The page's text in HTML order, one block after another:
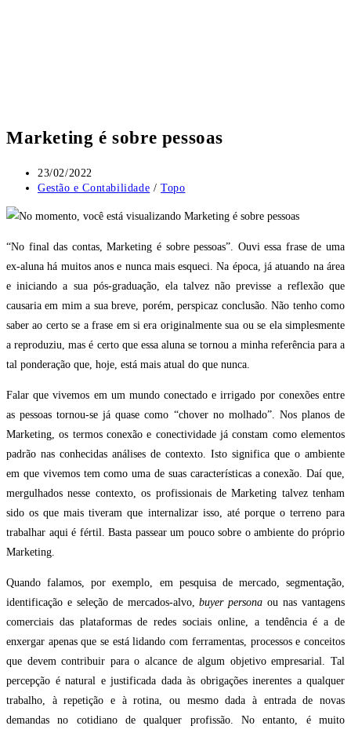
Marketing é sobre pessoas
23/02/2022
Gestão e Contabilidade / Topo
“No final das contas, Marketing é sobre pessoas”. Ouvi essa frase de uma
ex-aluna há muitos anos e nunca mais esqueci. Na época, já atuando na área
e iniciando a sua pós-graduação, ela talvez não previsse a reflexão que
causaria em mim a sua breve, porém, perspicaz conclusão. Não tenho como
saber ao certo se a frase em si era originalmente sua ou se ela simplesmente
a reproduziu, mas é certo que essa aluna se tornou a minha referência para a
tal ponderação que, hoje, está mais atual do que nunca.
Falar que vivemos em um mundo conectado e irrigado por conexões entre
as pessoas tornou-se já quase como “chover no molhado”. Nos planos de
Marketing, os termos conexão e conectividade já constam como elementos
padrão nas conhecidas análises de contexto. Isto significa que o ambiente
em que vivemos tem como uma de suas características a conexão. Daí que,
mergulhados nesse contexto, os profissionais de Marketing talvez tenham
sido os que mais tiveram que internalizar isso, até porque o terreno para
trabalhar aqui é fértil. Basta passear um pouco sobre o ambiente do próprio
Marketing.
Quando falamos, por exemplo, em pesquisa de mercado, segmentação,
identificação e seleção de mercados-alvo,buyer persona ou nas vantagens
comerciais das plataformas de redes sociais online, a tendência é a de
enxergar apenas que se está lidando com ferramentas, processos e conceitos
que devem contribuir para o alcance de algum objetivo empresarial. Tal
percepção é natural e justificada dada às obrigações inerentes a qualquer
trabalho, à repetição e à rotina, ou mesmo dada à entrada de novas
demandas no cotidiano de qualquer profissão. No entanto, é muito